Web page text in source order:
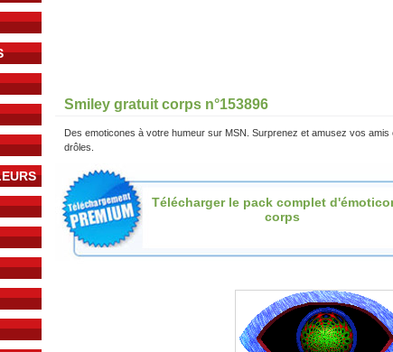
Smiley gratuit corps n°153896
Des emoticones à votre humeur sur MSN. Surprenez et amusez vos
drôles.
Télécharger le pack complet
corps